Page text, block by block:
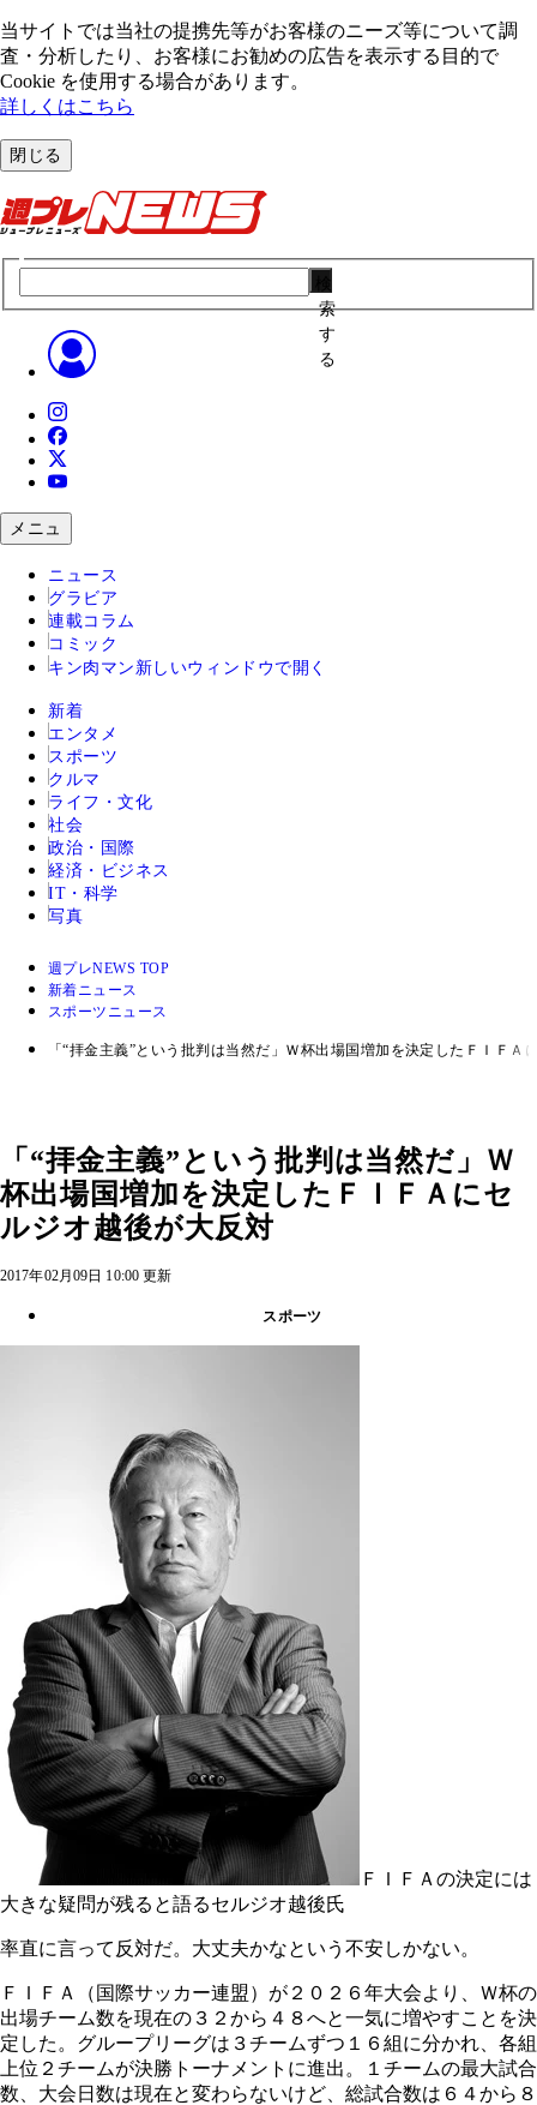
当サイトでは当社の提携先等がお客様のニーズ等について調
査・分析したり、お客様にお勧めの広告を表⽰する⽬的で
Cookie を使⽤する場合があります。
詳しくはこちら
閉じる
索
す
る
メニュ
ニュース
グラビア
連載コラム
コミック
キン肉マン 新しいウィンドウで開く
新着
エンタメ
スポーツ
クルマ
ライフ・文化
社会
政治・国際
経済・ビジネス
IT・科学
写真
週プレNEWS TOP
新着ニュース
スポーツニュース
「“拝金主義”という批判は当然だ」Ｗ杯出場国増加を決定したＦＩＦＡ
「“拝金主義”という批判は当然だ」Ｗ
杯出場国増加を決定したＦＩＦＡにセ
ルジオ越後が大反対
2017年02月09日 10:00 更新
スポーツ
ＦＩＦＡの決定には
大きな疑問が残ると語るセルジオ越後氏
率直に言って反対だ。大丈夫かなという不安しかない。
ＦＩＦＡ（国際サッカー連盟）が２０２６年大会より、Ｗ杯の
出場チーム数を現在の３２から４８へと一気に増やすことを決
定した。グループリーグは３チームずつ１６組に分かれ、各組
上位２チームが決勝トーナメントに進出。１チームの最大試合
数、大会日数は現在と変わらないけど、総試合数は６４から８